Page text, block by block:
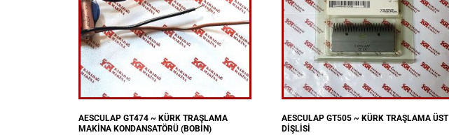
AESCULAP GT474 ~ KÜRK TRAŞLAMA
MAKİNA KONDANSATÖRÜ (BOBİN)
AESCULAP GT505 ~ KÜRK TRAŞLAMA ÜST
DİŞLİSİ